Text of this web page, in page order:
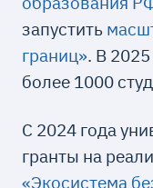
запустить
границ». В 2025
более 1000
С 2024 года
гранты на
«Экосистема